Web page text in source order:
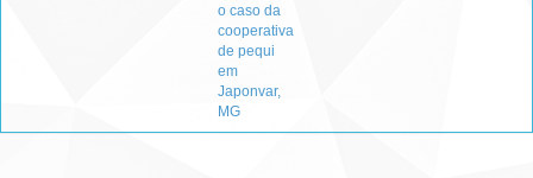
o caso da
cooperativa
de pequi
em
Japonvar,
MG